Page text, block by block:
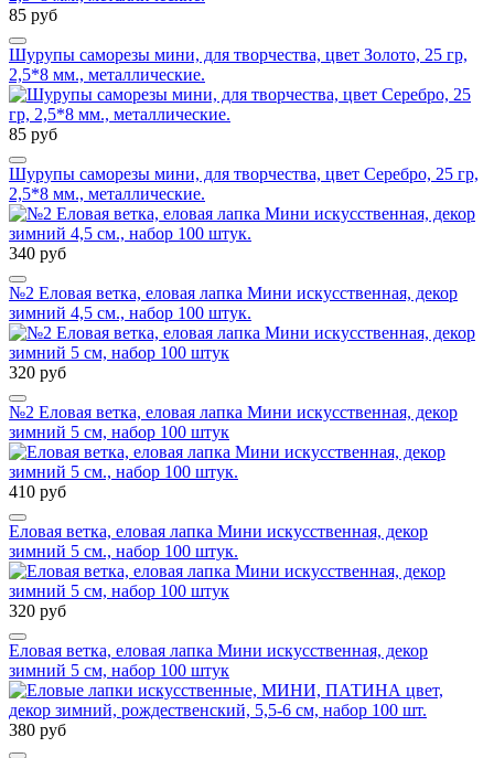
85 руб
Шурупы саморезы мини, для творчества, цвет Золото, 25 гр,
2,5*8 мм., металлические.
85 руб
Шурупы саморезы мини, для творчества, цвет Серебро, 25 гр,
2,5*8 мм., металлические.
340 руб
№2 Еловая ветка, еловая лапка Мини искусственная, декор
зимний 4,5 см., набор 100 штук.
320 руб
№2 Еловая ветка, еловая лапка Мини искусственная, декор
зимний 5 см, набор 100 штук
410 руб
Еловая ветка, еловая лапка Мини искусственная, декор
зимний 5 см., набор 100 штук.
320 руб
Еловая ветка, еловая лапка Мини искусственная, декор
зимний 5 см, набор 100 штук
380 руб